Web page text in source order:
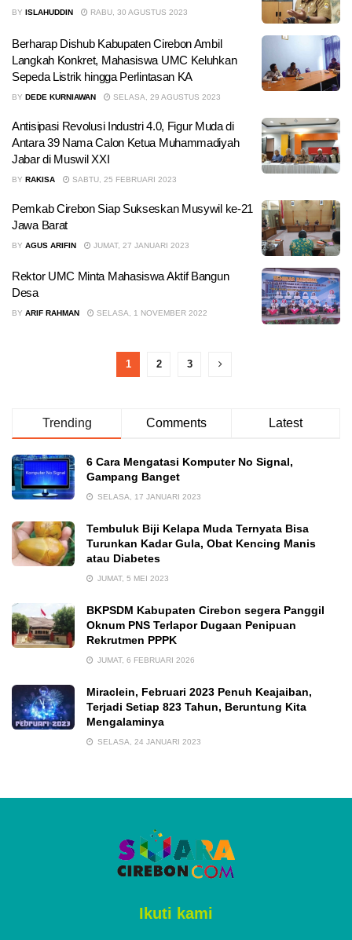
BY ISLAHUDDIN RABU, 30 AGUSTUS 2023
Berharap Dishub Kabupaten Cirebon Ambil
Langkah Konkret, Mahasiswa UMC Keluhkan
Sepeda Listrik hingga Perlintasan KA
BY DEDE KURNIAWAN SELASA, 29 AGUSTUS 2023
Antisipasi Revolusi Industri 4.0, Figur Muda di
Antara 39 Nama Calon Ketua Muhammadiyah
Jabar di Muswil XXI
BY RAKISA SABTU, 25 FEBRUARI 2023
Pemkab Cirebon Siap Sukseskan Musywil ke-21
Jawa Barat
BY AGUS ARIFIN JUMAT, 27 JANUARI 2023
Rektor UMC Minta Mahasiswa Aktif Bangun
Desa
BY ARIF RAHMAN SELASA, 1 NOVEMBER 2022
1 2 3
Trending Comments Latest
6 Cara Mengatasi Komputer No Signal,
Gampang Banget
SELASA, 17 JANUARI 2023
Tembuluk Biji Kelapa Muda Ternyata Bisa
Turunkan Kadar Gula, Obat Kencing Manis
atau Diabetes
JUMAT, 5 MEI 2023
BKPSDM Kabupaten Cirebon segera Panggil
Oknum PNS Terlapor Dugaan Penipuan
Rekrutmen PPPK
JUMAT, 6 FEBRUARI 2026
Miraclein, Februari 2023 Penuh Keajaiban,
Terjadi Setiap 823 Tahun, Beruntung Kita
Mengalaminya
SELASA, 24 JANUARI 2023
Ikuti kami